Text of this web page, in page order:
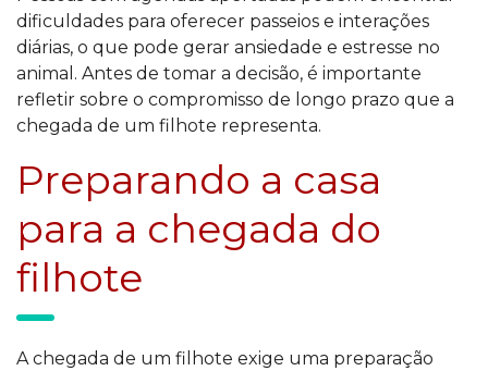
dificuldades para oferecer passeios e interações
diárias, o que pode gerar ansiedade e estresse no
animal. Antes de tomar a decisão, é importante
refletir sobre o compromisso de longo prazo que a
chegada de um filhote representa.
Preparando a casa
para a chegada do
filhote
A chegada de um filhote exige uma preparação